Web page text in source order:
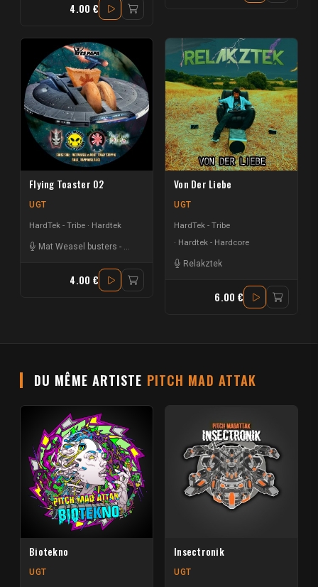
4.00 €
Flying Toaster 02
UGT
HardTek - Tribe Hardtek
Mat Weasel busters - Dr looney Nout
4.00 €
Von Der Liebe
UGT
HardTek - Tribe
Hardtek - Hardcore
Relakztek
6.00 €
DU MÊME ARTISTE PITCH MAD ATTAK
Biotekno
UGT
Insectronik
UGT